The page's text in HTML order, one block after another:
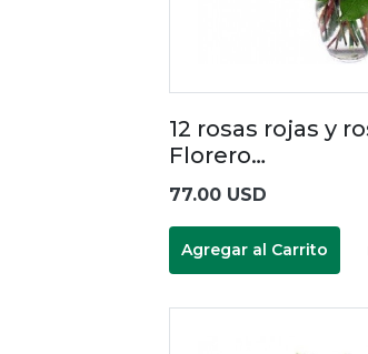
12 rosas rojas y
Florero…
77.00 USD
Agregar al Carrito